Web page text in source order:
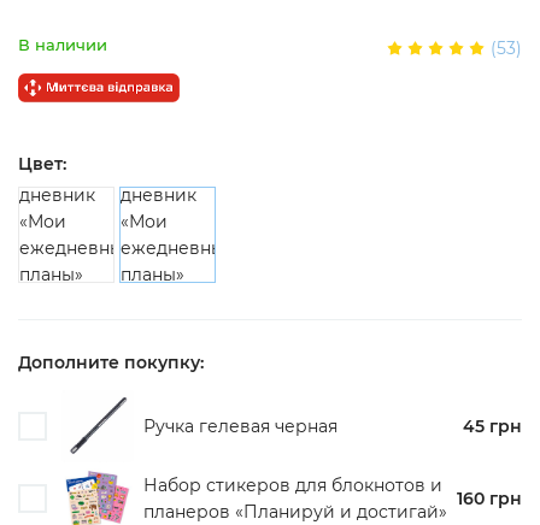
В наличии (53)
Цвет:
Дополните покупку:
Ручка гелевая черная 45 грн
Набор стикеров для блокнотов и
планеров «Планируй и достигай»
160 грн